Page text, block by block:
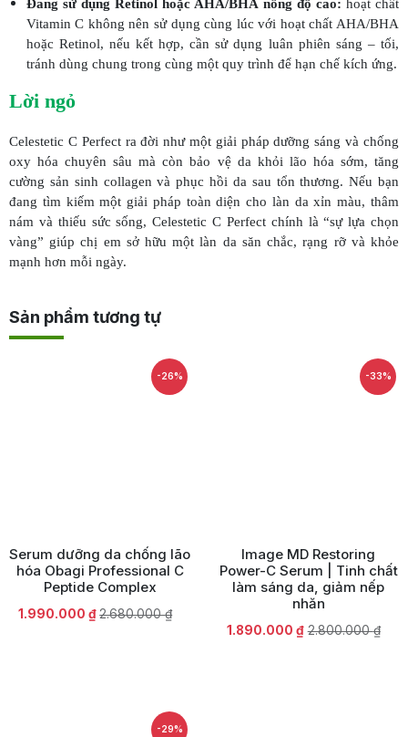
Đang sử dụng Retinol hoặc AHA/BHA nồng độ cao: hoạt chất
Vitamin C không nên sử dụng cùng lúc với hoạt chất AHA/BHA
hoặc Retinol, nếu kết hợp, cần sử dụng luân phiên sáng – tối,
tránh dùng chung trong cùng một quy trình để hạn chế kích ứng.
Lời ngỏ
Celestetic C Perfect ra đời như một giải pháp dưỡng sáng và chống
oxy hóa chuyên sâu mà còn bảo vệ da khỏi lão hóa sớm, tăng
cường sản sinh collagen và phục hồi da sau tổn thương. Nếu bạn
đang tìm kiếm một giải pháp toàn diện cho làn da xỉn màu, thâm
nám và thiếu sức sống, Celestetic C Perfect chính là “sự lựa chọn
vàng” giúp chị em sở hữu một làn da săn chắc, rạng rỡ và khỏe
mạnh hơn mỗi ngày.
Sản phẩm tương tự
-26%
Serum dưỡng da chống lão
hóa Obagi Professional C
Peptide Complex
2.680.000₫
Giá
1.990.000 ₫ Giá
-33%
Image MD Restoring
Power-C Serum | Tinh chất
làm sáng da, giảm nếp
nhăn
2.800.000₫
Giá
1.890.000₫Giá
-29%